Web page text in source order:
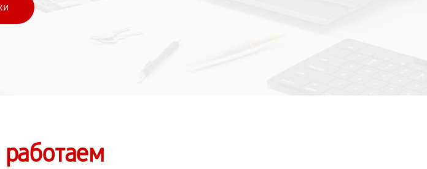
работаем